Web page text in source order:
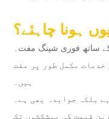
ہونا چاہئے؟
ساتھ فوری شپنگ مفت۔
خدمات مکمل طور پر مفت
ہیں۔
بلکہ جوابدہ بھی ہے۔
قیمت کی پیشکشوں تک